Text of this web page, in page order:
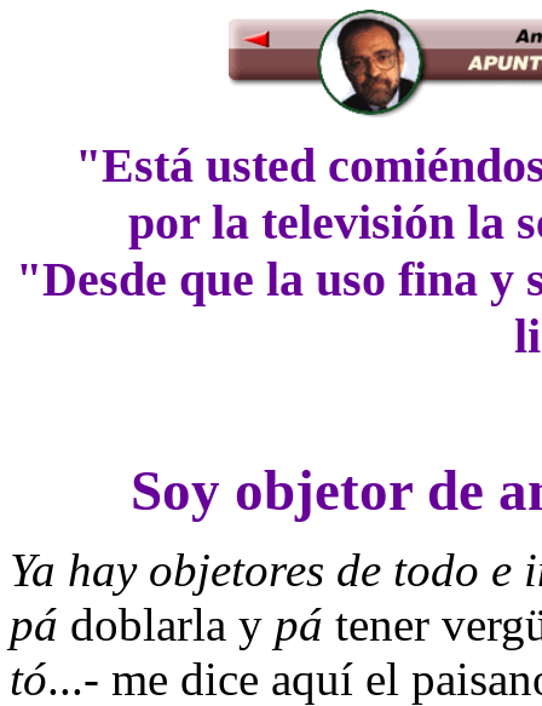
"Está usted
por la televisión la
"Desde que la uso fina y
Soy objetor de
Ya hay objetores de todo e
pá doblarla y pá tener
tó...- me dice aquí el